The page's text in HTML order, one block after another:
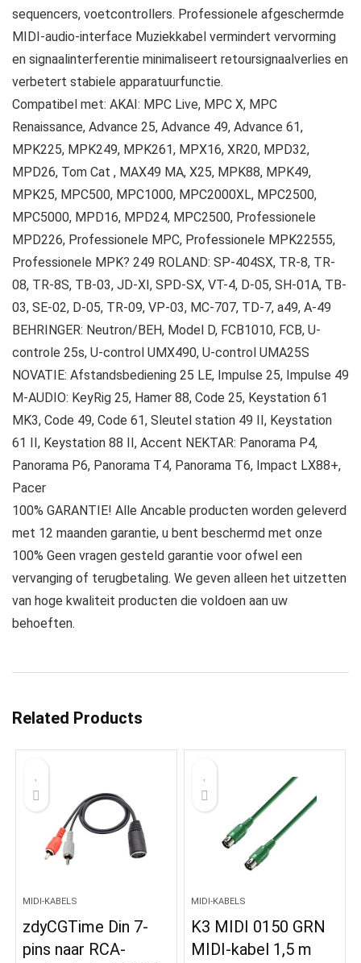
sequencers, voetcontrollers. Professionele afgeschermde
MIDI-audio-interface Muziekkabel vermindert vervorming
en signaalinterferentie minimaliseert retoursignaalverlies en
verbetert stabiele apparatuurfunctie.
Compatibel met: AKAI: MPC Live, MPC X, MPC
Renaissance, Advance 25, Advance 49, Advance 61,
MPK225, MPK249, MPK261, MPX16, XR20, MPD32,
MPD26, Tom Cat , MAX49 MA, X25, MPK88, MPK49,
MPK25, MPC500, MPC1000, MPC2000XL, MPC2500,
MPC5000, MPD16, MPD24, MPC2500, Professionele
MPD226, Professionele MPC, Professionele MPK22555,
Professionele MPK? 249 ROLAND: SP-404SX, TR-8, TR-
08, TR-8S, TB-03, JD-XI, SPD-SX, VT-4, D-05, SH-01A, TB-
03, SE-02, D-05, TR-09, VP-03, MC-707, TD-7, a49, A-49
BEHRINGER: Neutron/BEH, Model D, FCB1010, FCB, U-
controle 25s, U-control UMX490, U-control UMA25S
NOVATIE: Afstandsbediening 25 LE, Impulse 25, Impulse 49
M-AUDIO: KeyRig 25, Hamer 88, Code 25, Keystation 61
MK3, Code 49, Code 61, Sleutel station 49 II, Keystation
61 II, Keystation 88 II, Accent NEKTAR: Panorama P4,
Panorama P6, Panorama T4, Panorama T6, Impact LX88+,
Pacer
100% GARANTIE! Alle Ancable producten worden geleverd
met 12 maanden garantie, u bent beschermd met onze
100% Geen vragen gesteld garantie voor ofwel een
vervanging of terugbetaling. We geven alleen het uitzetten
van hoge kwaliteit producten die voldoen aan uw
behoeften.
Related Products
MIDI-KABELS
zdyCGTime Din 7-
pins naar RCA-
MIDI-KABELS
K3 MIDI 0150 GRN
MIDI-kabel 1,5 m